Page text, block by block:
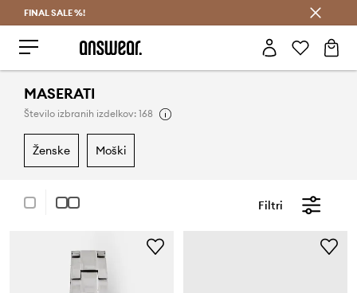
FINAL SALE %!
MASERATI
Število izbranih izdelkov: 168
ženske moški
Filtri